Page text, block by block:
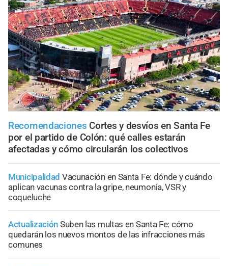
Recomendaciones Cortes y desvíos en Santa Fe
por el partido de Colón: qué calles estarán
afectadas y cómo circularán los colectivos
Municipalidad Vacunación en Santa Fe: dónde y cuándo
aplican vacunas contra la gripe, neumonía, VSR y
coqueluche
Actualización Suben las multas en Santa Fe: cómo
quedarán los nuevos montos de las infracciones más
comunes